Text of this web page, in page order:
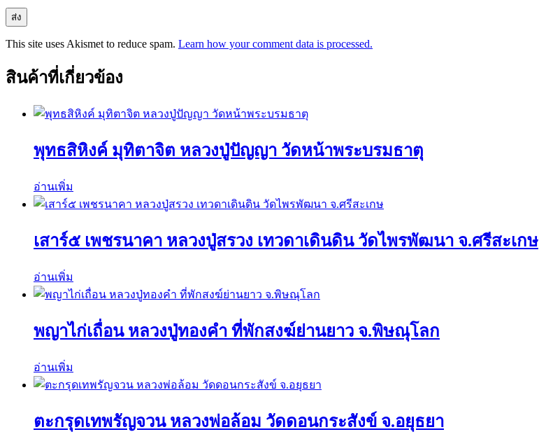
This site uses Akismet to reduce spam. Learn how your comment data is processed.
สินค้าที่เกี่ยวข้อง
พุทธสิหิงค์ มุทิตาจิต หลวงปู่ปัญญา วัดหน้าพระบรมธาตุ
อ่านเพิ่ม
เสาร์๕ เพชรนาคา หลวงปู่สรวง เทวดาเดินดิน วัดไพรพัฒนา จ.ศรีสะเกษ
อ่านเพิ่ม
พญาไก่เถื่อน หลวงปู่ทองคำ ที่พักสงฆ์ย่านยาว จ.พิษณุโลก
อ่านเพิ่ม
ตะกรุดเทพรัญจวน หลวงพ่อล้อม วัดดอนกระสังข์ จ.อยุธยา